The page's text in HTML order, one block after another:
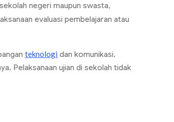
negeri maupun swasta,
evaluasi pembelajaran atau
teknologi dan komunikasi.
Pelaksanaan ujian di sekolah tidak